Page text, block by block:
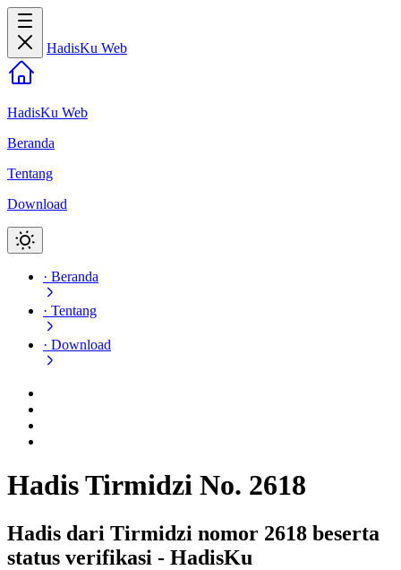
HadisKu Web
HadisKu Web
Beranda
Tentang
Download
· Beranda
· Tentang
· Download
Hadis Tirmidzi No. 2618
Hadis dari Tirmidzi nomor 2618 beserta
status verifikasi - HadisKu